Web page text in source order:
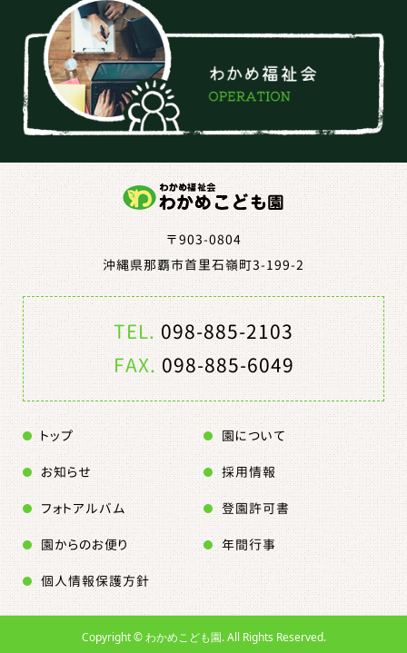
〒903-0804
沖縄県那覇市首里石嶺町3-199-2
TEL.098-885-2103
FAX.098-885-6049
トップ 園について
園からのお便り
お知らせ 採用情報
年間行事
フォトアルバム 登園許可書
個人情報保護方針
Copyright ©わかめこども園. All Rights Reserved.